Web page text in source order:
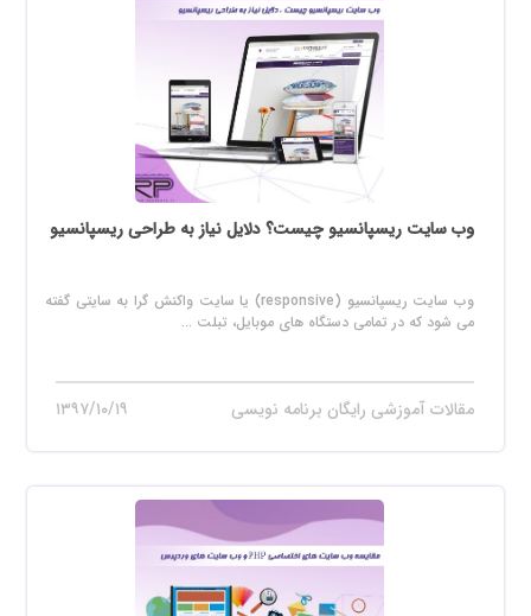
وب سایت ریسپانسیو چیست؟ دلایل نیاز به طراحی ریسپانسیو
وب سایت ریسپانسیو (responsive) یا سایت واکنش گرا به سایتی گفته
می شود که در تمامی دستگاه های موبایل، تبلت ...
مقالات آموزشی رایگان برنامه نویسی ۱۳۹۷/۱۰/۱۹